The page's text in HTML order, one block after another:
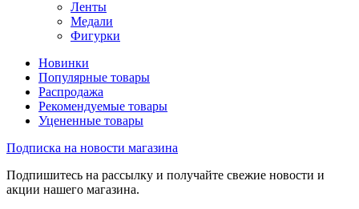
Ленты
Медали
Фигурки
Новинки
Популярные товары
Распродажа
Рекомендуемые товары
Уцененные товары
Подписка на новости магазина
Подпишитесь на рассылку и получайте свежие новости и
акции нашего магазина.